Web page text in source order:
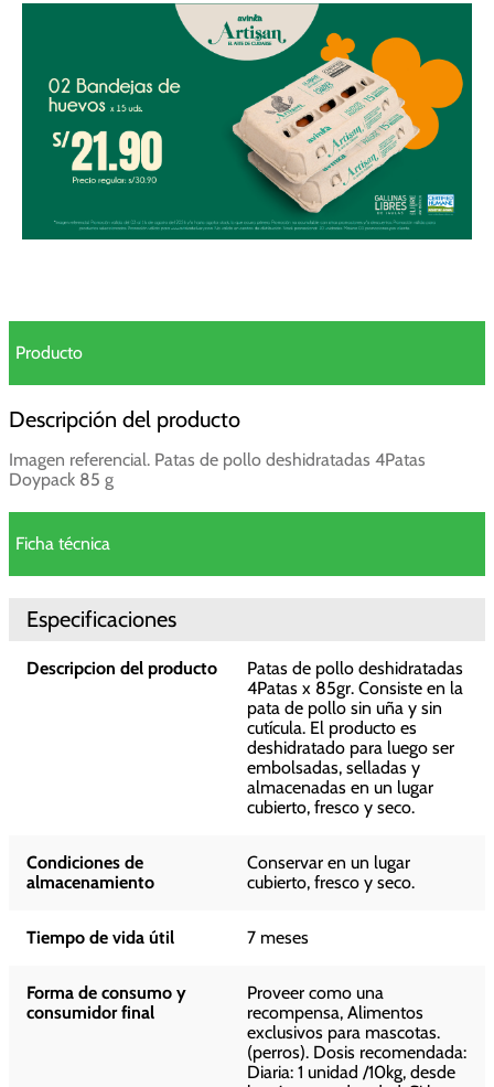
Producto
Descripción del producto
Imagen referencial. Patas de pollo deshidratadas 4Patas
Doypack 85 g
Ficha técnica
Especificaciones
Descripcion del producto
Patas de pollo deshidratadas
4Patas x 85gr. Consiste en la
pata de pollo sin uña y sin
cutícula. El producto es
deshidratado para luego ser
embolsadas, selladas y
almacenadas en un lugar
cubierto, fresco y seco.
Condiciones de
almacenamiento
Conservar en un lugar
cubierto, fresco y seco.
Tiempo de vida útil 7 meses
Forma de consumo y
consumidor final
Proveer como una
recompensa, Alimentos
exclusivos para mascotas.
(perros). Dosis recomendada:
Diaria: 1 unidad /10kg, desde